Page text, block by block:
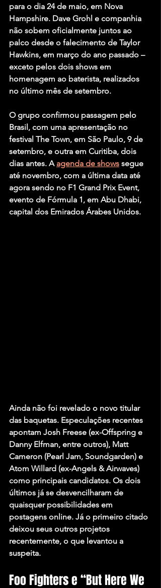
para o dia 24 de maio, em Nova
Hampshire. Dave Grohl e companhia
não sobem oficialmente juntos ao
palco desde o falecimento de Taylor
Hawkins, em março do ano passado –
exceto pelos dois shows em
homenagem ao baterista, realizados
no último mês de setembro.
O grupo confirmou passagem pelo
Brasil, com uma apresentação no
festival The Town, em São Paulo, 9 de
setembro, e outra em Curitiba, dois
dias antes. A agenda de shows segue
até novembro, com a última data até
agora sendo no F1 Grand Prix Event,
evento de Fórmula 1, em Abu Dhabi,
capital dos Emirados Árabes Unidos.
Ainda não foi revelado o novo titular
das baquetas. Especulações recentes
apontam Josh Freese (ex-Offspring e
Danny Elfman, entre outros), Matt
Cameron (Pearl Jam, Soundgarden) e
Atom Willard (ex-Angels & Airwaves)
como principais candidatos. Os dois
últimos já se desvencilharam de
quaisquer possibilidades em
postagens online. Já o primeiro citado
deixou seus outros projetos
recentemente, o que levantou a
suspeita.
Foo Fighters e “But Here We